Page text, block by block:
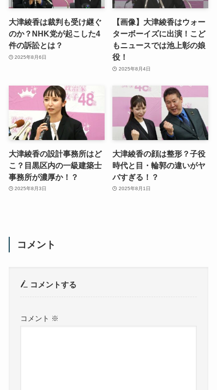
大津綾香は裁判も受け継ぐ
のか？NHK党が起こした4
件の訴訟とは？
2025年8月6日
【画像】大津綾香はウォー
ターボーイズに出演！こど
もニュースでは池上彰の娘
役！
2025年8月4日
大津綾香の設計事務所はど
こ？目黒区内の一級建築士
事務所が濃厚か！？
2025年8月3日
大津綾香の顔は整形？子役
時代と目・輪郭の違いがヤ
バすぎる！？
2025年8月1日
コメント
コメントする
コメント ※